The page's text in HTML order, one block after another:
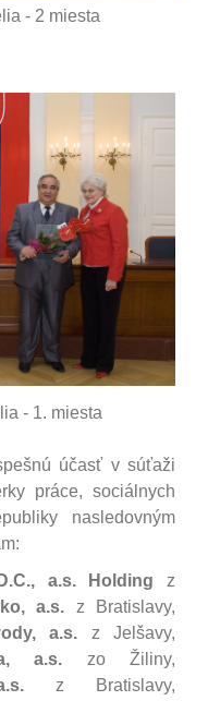
- 2 miesta
- 1. miesta
účasť v súťaži
práce, sociálnych
nasledovným
a.s. Holding z
a.s. z Bratislavy,
a.s. z Jelšavy,
a.s. zo Žiliny,
z Bratislavy,